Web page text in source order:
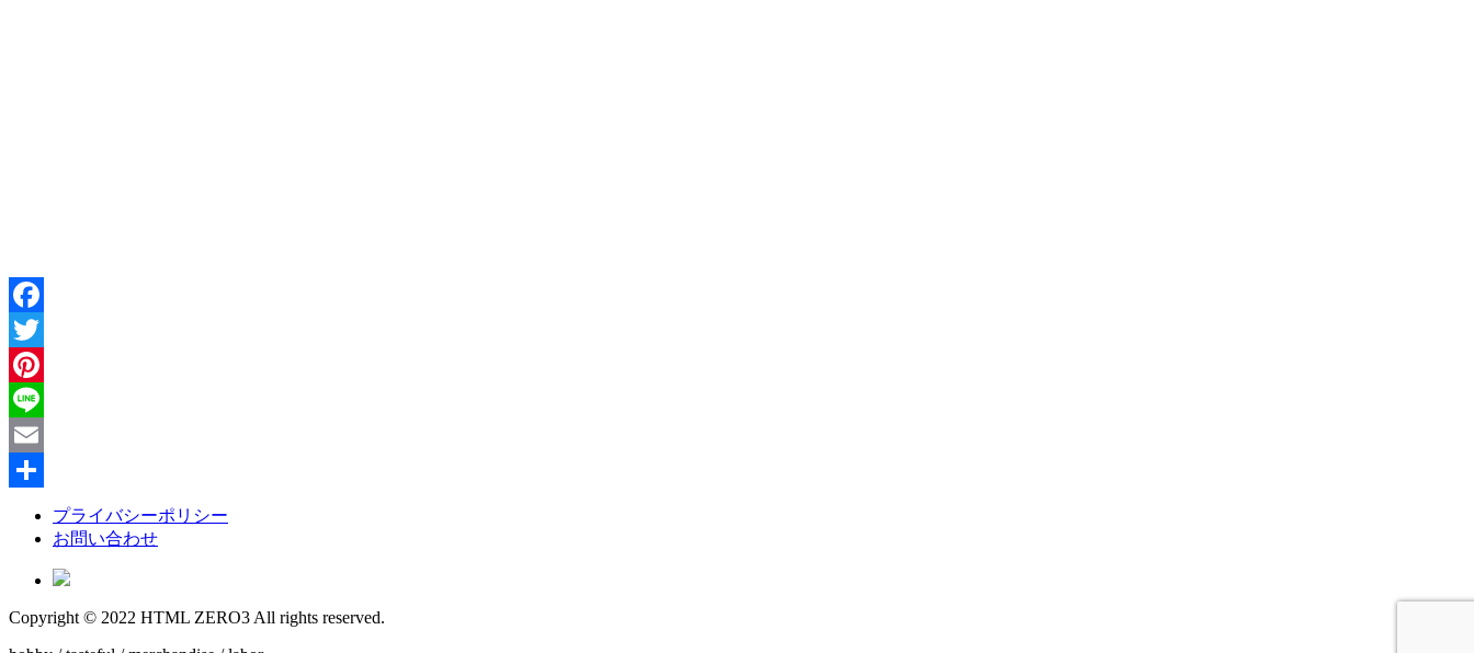
プライバシーポリシー
お問い合わせ
Copyright © 2022 HTML ZERO3 All rights reserved.